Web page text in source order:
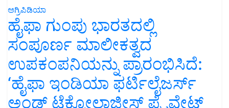
ಅಗ್ರಿಪಿಡಿಯಾ
ಹೈಫಾ ಗುಂಪು ಭಾರತದಲ್ಲಿ
ಸಂಪೂರ್ಣ ಮಾಲೀಕತ್ವದ
ಉಪಕಂಪನಿಯನ್ನು ಪ್ರಾರಂಭಿಸಿದೆ:
‘ಹೈಫಾ ಇಂಡಿಯಾ ಫರ್ಟಿಲೈಜರ್ಸ್
ಅಂಡ್ ಟೆಕ್ನೋಲಾಜೀಸ್ ಪ್ರೈವೇಟ್